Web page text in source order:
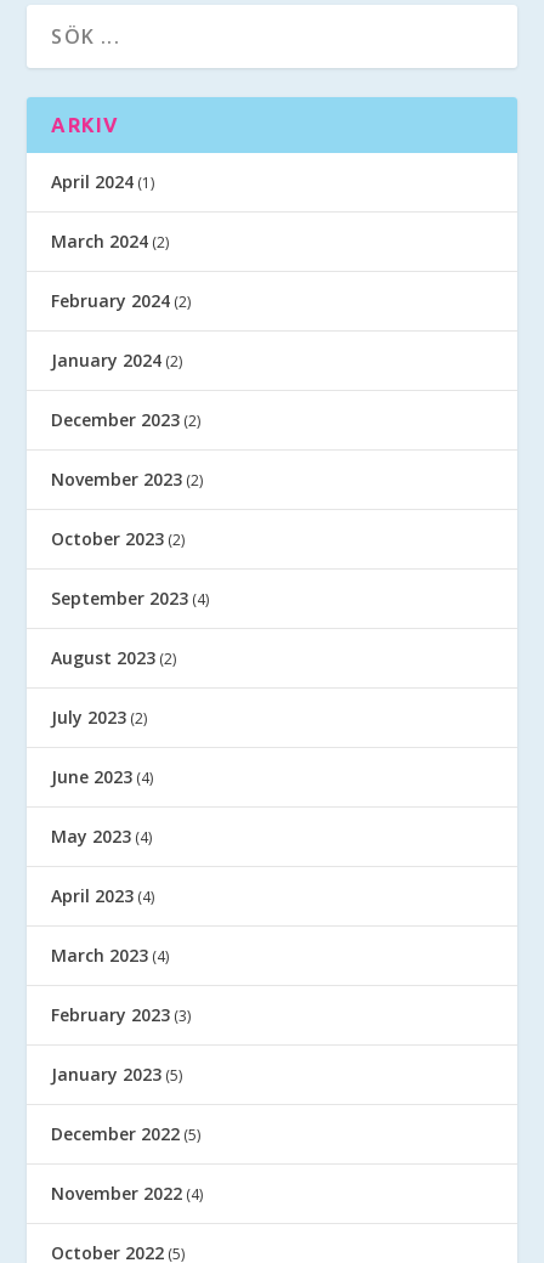
ARKIV
April 2024 (1)
March 2024 (2)
February 2024 (2)
January 2024 (2)
December 2023 (2)
November 2023 (2)
October 2023 (2)
September 2023 (4)
August 2023 (2)
July 2023 (2)
June 2023 (4)
May 2023 (4)
April 2023 (4)
March 2023 (4)
February 2023 (3)
January 2023 (5)
December 2022 (5)
November 2022 (4)
October 2022 (5)